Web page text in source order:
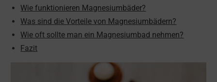
Wie funktionieren Magnesiumbäder?
Was sind die Vorteile von Magnesiumbädern?
Wie oft sollte man ein Magnesiumbad nehmen?
Fazit